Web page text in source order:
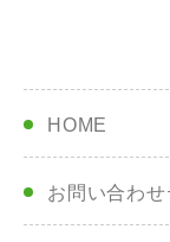
HOME
お問い合わせ